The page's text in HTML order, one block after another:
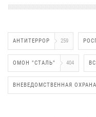
АНТИТЕРРОР 259
ОМОН "СТАЛЬ" 404
ВНЕВЕДОМСТВЕННАЯ ОХРАНА